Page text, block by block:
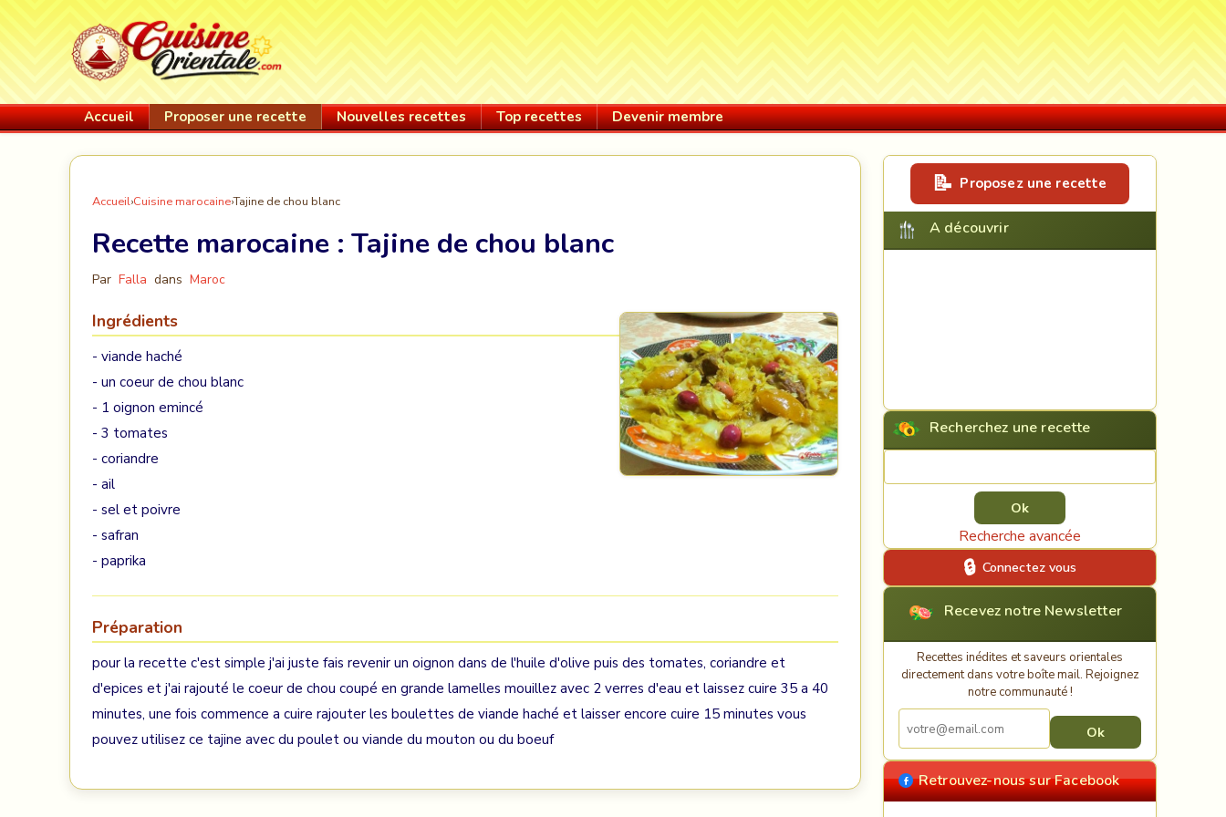
Accueil Proposer une recette Nouvelles recettes Top recettes Devenir membre
Accueil›Cuisine marocaine›Tajine de chou blanc
Recette marocaine : Tajine de chou blanc
Par Falla dans Maroc
Ingrédients
- viande haché
- un coeur de chou blanc
- 1 oignon emincé
- 3 tomates
- coriandre
- ail
- sel et poivre
- safran
- paprika
Préparation
pour la recette c'est simple j'ai juste fais revenir un oignon dans de l'huile d'olive puis des tomates, coriandre et
d'epices et j'ai rajouté le coeur de chou coupé en grande lamelles mouillez avec 2 verres d'eau et laissez cuire 35 a 40
minutes, une fois commence a cuire rajouter les boulettes de viande haché et laisser encore cuire 15 minutes vous
pouvez utilisez ce tajine avec du poulet ou viande du mouton ou du boeuf
Proposez une recette
A découvrir
Recherchez une recette
Recherche avancée
Connectez vous
Recevez notre Newsletter
Recettes inédites et saveurs orientales
directement dans votre boîte mail. Rejoignez
notre communauté !
Retrouvez-nous sur Facebook